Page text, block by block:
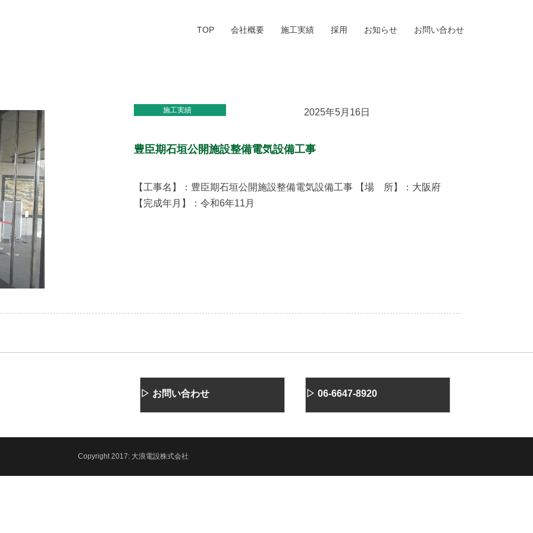
TOP 会社概要 施工実績 採用 お知らせ お問い合わせ
施工実績 2025年5月16日
豊臣期石垣公開施設整備電気設備工事
【工事名】：豊臣期石垣公開施設整備電気設備工事 【場 所】：大阪府
【完成年月】：令和6年11月
▷ お問い合わせ ▷ 06-6647-8920
Copyright2017: 大浪電設株式会社